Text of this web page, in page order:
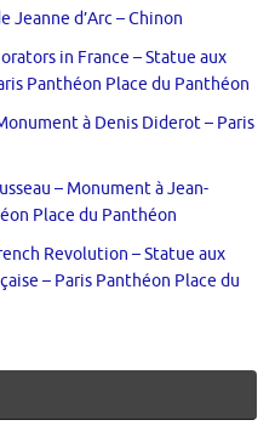
Jeanne d’Arc – Chinon
in France – Statue aux
Panthéon Place du Panthéon
à Denis Diderot – Paris
– Monument à Jean-
Place du Panthéon
Revolution – Statue aux
– Paris Panthéon Place du